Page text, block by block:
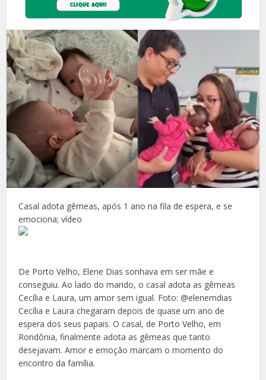
Casal adota gêmeas, após 1 ano na fila de espera, e se
emociona; vídeo
De Porto Velho, Elene Dias sonhava em ser mãe e
conseguiu. Ao lado do marido, o casal adota as gêmeas
Cecília e Laura, um amor sem igual. Foto: @elenemdias
Cecília e Laura chegaram depois de quase um ano de
espera dos seus papais. O casal, de Porto Velho, em
Rondônia, finalmente adota as gêmeas que tanto
desejavam. Amor e emoção marcam o momento do
encontro da família.